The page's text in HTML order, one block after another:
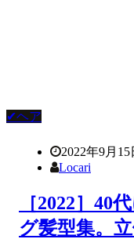
✔ヘア
2022年9月15
Locari
［2022］40
グ髪型集。